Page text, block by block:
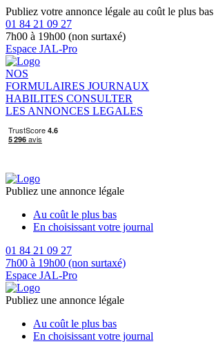
Publiez votre annonce légale au coût le plus bas
01 84 21 09 27
7h00 à 19h00 (non surtaxé)
Espace JAL-Pro
NOS
FORMULAIRES JOURNAUX
HABILITES CONSULTER
LES ANNONCES LEGALES
Publiez une annonce légale
Au coût le plus bas
En choisissant votre journal
01 84 21 09 27
7h00 à 19h00 (non surtaxé)
Espace JAL-Pro
Publiez une annonce légale
Au coût le plus bas
En choisissant votre journal